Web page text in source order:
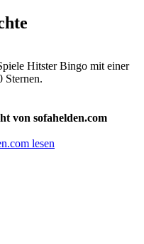
Hitster Bingo mit einer
Sternen.
von sofahelden.com
lesen